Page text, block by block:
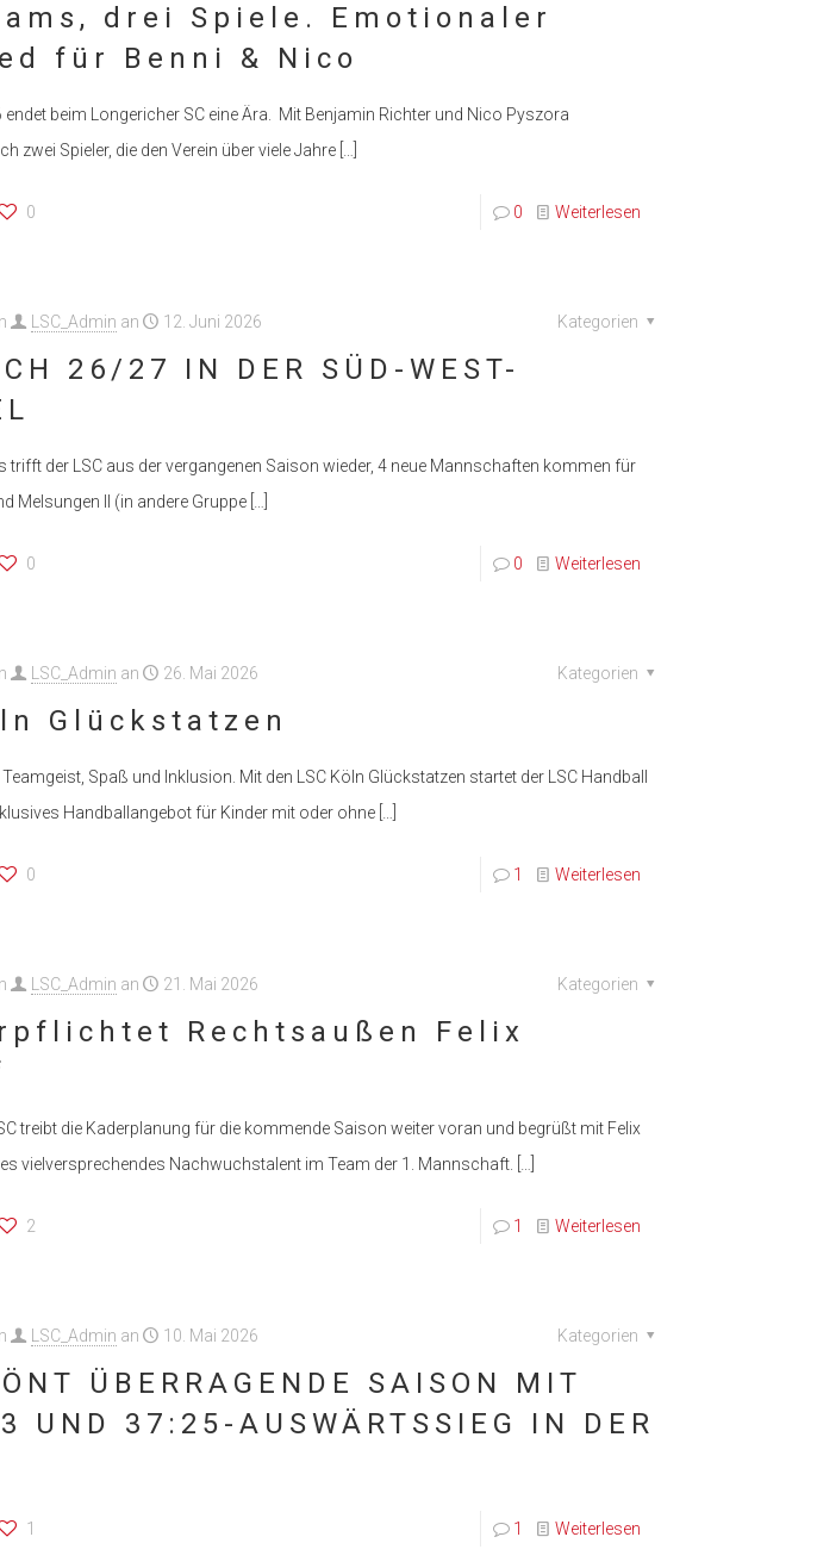
drei Spiele. Emotionaler
für Benni & Nico
endet beim Longericher SC eine Ära. Mit Benjamin Richter und Nico Pyszora
zwei Spieler, die den Verein über viele Jahre[…]
0 0 Weiterlesen
LSC_Admin an 12. Juni 2026 Kategorien
26/27 IN DER SÜD-WEST-
trifft der LSC aus der vergangenen Saison wieder, 4 neue Mannschaften kommen für
Melsungen II (in andere Gruppe[…]
0 0 Weiterlesen
LSC_Admin an 26. Mai 2026 Kategorien
Glückstatzen
Spaß und Inklusion. Mit den LSC Köln Glückstatzen startet der LSC Handball
Handballangebot für Kinder mit oder ohne[…]
0 1 Weiterlesen
LSC_Admin an 21. Mai 2026 Kategorien
Rechtsaußen Felix
treibt die Kaderplanung für die kommende Saison weiter voran und begrüßt mit Felix
vielversprechendes Nachwuchstalent im Team der 1. Mannschaft. […]
2 1 Weiterlesen
LSC_Admin an 10. Mai 2026 Kategorien
ÜBERRAGENDE SAISON MIT
UND 37:25-AUSWÄRTSSIEG IN DER
1 1 Weiterlesen